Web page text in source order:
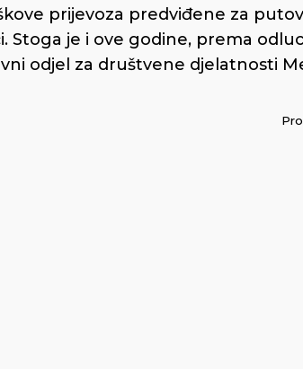
prijevoza predviđene za
je i ove godine, prema
odjel za društvene djelatnosti